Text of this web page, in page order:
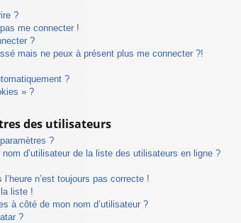
?
me connecter !
?
mais ne peux à présent plus me connecter ?!
?
» ?
des utilisateurs
?
d’utilisateur de la liste des utilisateurs en ligne ?
n’est toujours pas correcte !
liste !
à côté de mon nom d’utilisateur ?
?